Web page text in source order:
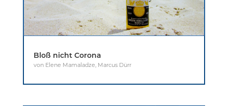
Bloß nicht Corona
von Elene Mamaladze Marcus Dürr